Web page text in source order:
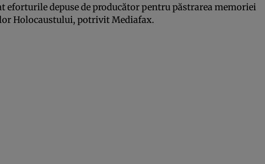
eforturile depuse de producător pentru păstrarea memoriei
Holocaustului, potrivit Mediafax.